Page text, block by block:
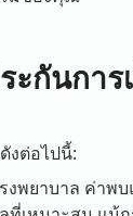
กันการ
งต่อไปนี้:
พยาบาล ค่าพ